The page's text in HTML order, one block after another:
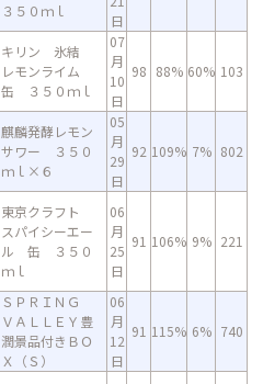
３５０ｍｌ
日
キリン 氷結
レモンライム
缶 ３５０ｍｌ
07
月
10
日
98 88% 60% 103
麒麟発酵レモン
サワー ３５０
ｍｌ×６
05
月
29
日
92 109% 7% 802
東京クラフト
スパイシーエー
ル 缶 ３５０
ｍｌ
06
月
25
日
91 106% 9% 221
ＳＰＲＩＮＧ
ＶＡＬＬＥＹ豊
潤景品付きＢＯ
Ｘ（Ｓ）
06
月
12
日
91 115% 6% 740